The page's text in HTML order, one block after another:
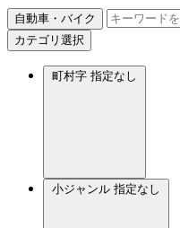
自動車・バイク
カテゴリ選択
町村字 指定なし
小ジャンル 指定なし